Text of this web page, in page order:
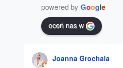
powered by Google
oceń nas w
Joanna Grochala